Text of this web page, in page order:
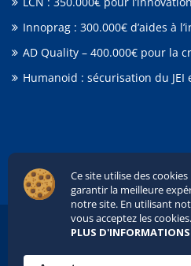
Ce site utilise des
garantir la meilleure
notre site. En utilisant
vous acceptez les cookies.
PLUS D'INFORMATIONS
Innoprag : 300.000€ d’aides à
AD Quality – 400.000€ pour la
Humanoid : sécurisation du JEI
© 2020 TALAS PARTNERS. Réalisé